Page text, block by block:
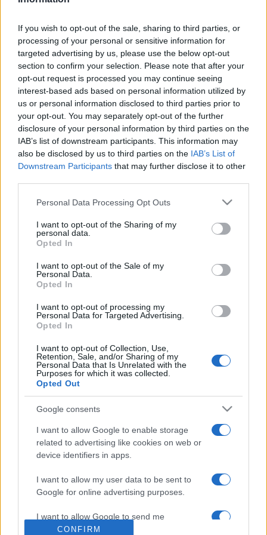
If you wish to opt-out of the sale, sharing to third parties, or
processing of your personal or sensitive information for
targeted advertising by us, please use the below opt-out
section to confirm your selection. Please note that after your
opt-out request is processed you may continue seeing
interest-based ads based on personal information utilized by
us or personal information disclosed to third parties prior to
your opt-out. You may separately opt-out of the further
disclosure of your personal information by third parties on the
IAB’s list of downstream participants. This information may
also be disclosed by us to third parties on the IAB’s List of
Downstream Participants that may further disclose it to other
Please note that this website/app uses one or more Google
not limited to your visit or usage behaviour. You may click to
grant or deny consent to Google and its third-party tags to
use your data for below specified purposes in below Google
consent section.
Personal Data Processing Opt Outs
I want to opt-out of the Sharing of my
personal data.
Opted In
I want to opt-out of the Sale of my
Personal Data.
Opted In
I want to opt-out of processing my
Personal Data for Targeted Advertising.
Opted In
I want to opt-out of Collection, Use,
Retention, Sale, and/or Sharing of my
Personal Data that Is Unrelated with the
Purposes for which it was collected.
Opted Out
Google consents
I want to allow Google to enable storage
related to advertising like cookies on web or
device identifiers in apps.
I want to allow my user data to be sent to
Google for online advertising purposes.
I want to allow Google to send me
personalized advertising.
CONFIRM
megvakult. Művészetét különös álomvilág, sajátos líra
jellemzi. Rokokó hangulatú, légies nőalakjai, sétáló figurái, a
Beatricével találkozó Dante légies álomvilágban mozognak
`Naconxypan`-ban, a művész lázas képzelet teremtette
birodalom ódon falai között. Művészete nem tartozik
semmiféle `izmushoz`, álmodó fantáziájának, a középkorhoz
tapadó áhítatának az ösztönös kivetítődése. Még leginkább
az angol preraffaeliták elkésett utódának tekinthető. Finom
festői hang, lágy tónusok, néhány képén még zománcos
színmegoldás jellemzi meseszerűen átfogalmazott olasz
történelmi és zsánerjeleneteket ábrázoló festészetét. 1911-
és kosztümöket tervezett. Ady Endre, Juhász Gyula és
Keleti Artúr igen szerette festészetét, az utóbbinak
könyvét illusztrálta, Juhász pedig megrázó verset írt
Gulácsyhoz. Emlékkiállítását 1936-ban a Nemzeti Szalonban,
magyar szürrealista törekvések egyik ősüket tisztelték
fantáziagazdag, bizonyos részében azonban a
pszichopatológia problémakörébe tartozó festészetében.
Képei a Nemzeti Galériában és nagyobb
magángyűjteményekben találhatók.
MEGOSZTÁS